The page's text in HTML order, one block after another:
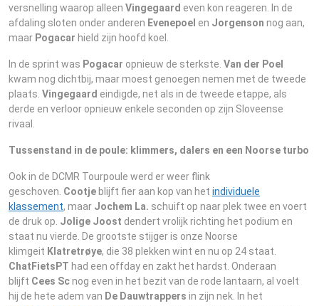
versnelling waarop alleen Vingegaard even kon reageren. In de
afdaling sloten onder anderen Evenepoel en Jorgenson nog aan,
maar Pogacar hield zijn hoofd koel.
In de sprint was Pogacar opnieuw de sterkste. Van der Poel
kwam nog dichtbij, maar moest genoegen nemen met de tweede
plaats. Vingegaard eindigde, net als in de tweede etappe, als
derde en verloor opnieuw enkele seconden op zijn Sloveense
rivaal.
Tussenstand in de poule: klimmers, dalers en een Noorse turbo
Ook in de DCMR Tourpoule werd er weer flink
geschoven. Cootje blijft fier aan kop van het individuele
klassement, maar Jochem La. schuift op naar plek twee en voert
de druk op. Jolige Joost dendert vrolijk richting het podium en
staat nu vierde. De grootste stijger is onze Noorse
klimgeit Klatretrøye, die 38 plekken wint en nu op 24 staat.
ChatFietsPT had een offday en zakt het hardst. Onderaan
blijft Cees Scnog even in het bezit van de rode lantaarn, al voelt
hij de hete adem van De Dauwtrappers in zijn nek. In het